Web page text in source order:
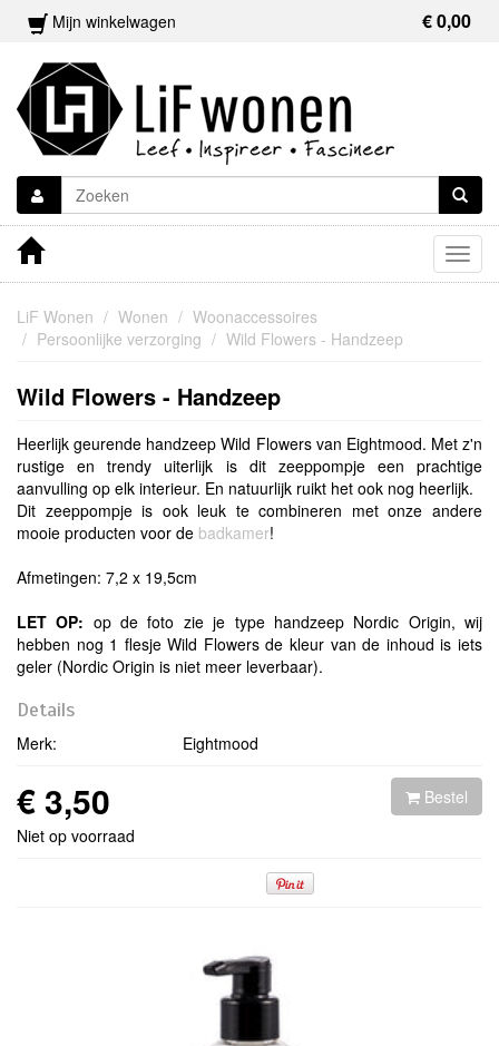
Mijn winkelwagen € 0,00
LiF Wonen Wonen
Woonaccessoires
Persoonlijke verzorging
Wild Flowers - Handzeep
Wild Flowers - Handzeep
Heerlijk geurende handzeep Wild Flowers van Eightmood. Met z'n
rustige en trendy uiterlijk is dit zeeppompje een prachtige
aanvulling op elk interieur. En natuurlijk ruikt het ook nog heerlijk.
Dit zeeppompje is ook leuk te combineren met onze andere
mooie producten voor de badkamer!
Afmetingen: 7,2 x 19,5cm
LET OP: op de foto zie je type handzeep Nordic Origin, wij
hebben nog 1 flesje Wild Flowers de kleur van de inhoud is iets
geler (Nordic Origin is niet meer leverbaar).
Details
Merk: Eightmood
€ 3,50
Niet op voorraad
Bestel